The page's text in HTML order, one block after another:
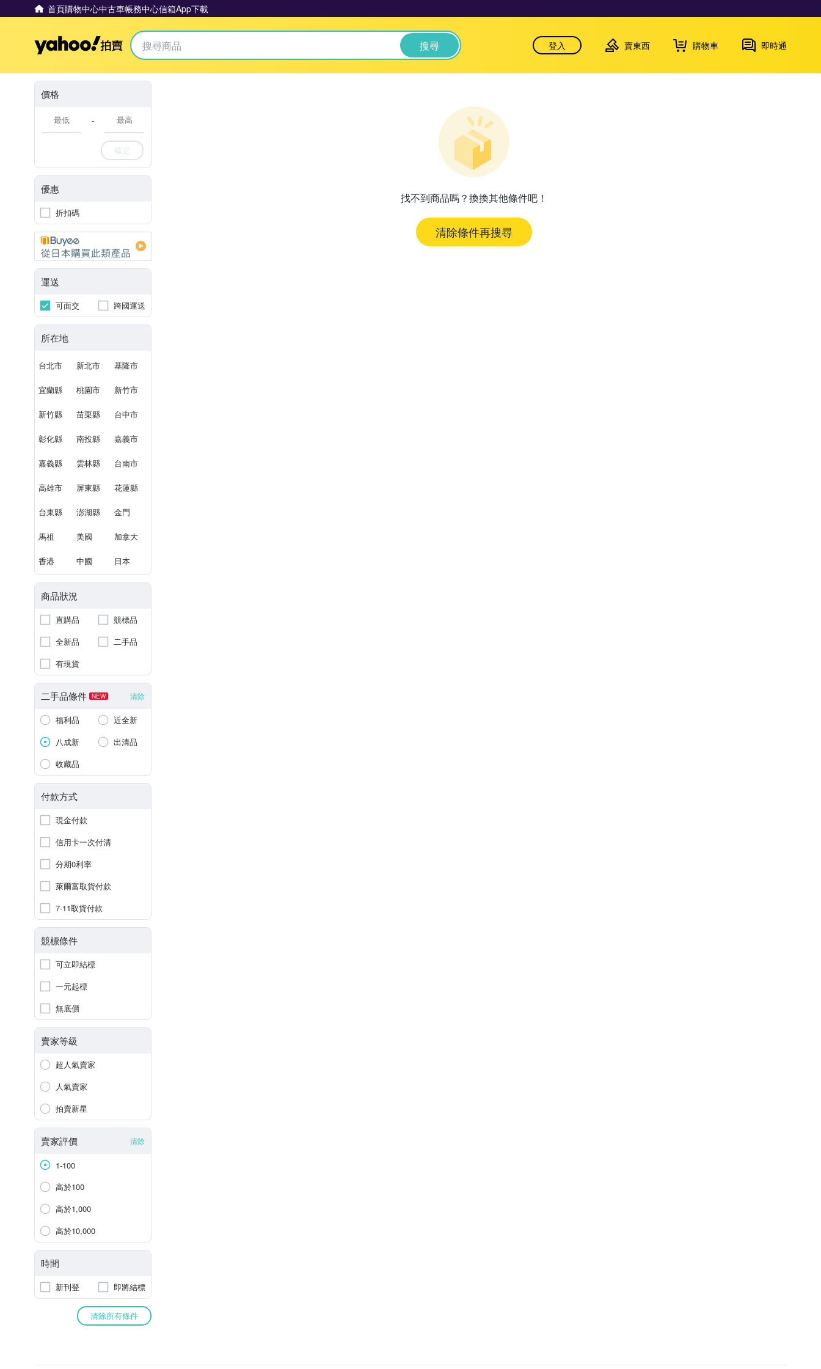
首頁購物中心中古車帳務中心信箱App下載
Yahoo拍賣 搜尋 登入 賣東西 購物車 即時通
價格
-
確定
優惠
折扣碼
運送
可面交 跨國運送
所在地
台北市 新北市 基隆市
宜蘭縣 桃園市 新竹市
新竹縣 苗栗縣 台中市
彰化縣 南投縣 嘉義市
嘉義縣 雲林縣 台南市
高雄市 屏東縣 花蓮縣
台東縣 澎湖縣 金門
馬祖 美國 加拿大
香港 中國 日本
商品狀況
直購品
競標品
全新品
二手品
有現貨
二手品條件 NEW 清除
福利品
近全新
八成新
出清品
收藏品
付款方式
現金付款
信用卡一次付清
分期0利率
萊爾富取貨付款
7-11取貨付款
競標條件
可立即結標
一元起標
無底價
賣家等級
超人氣賣家
人氣賣家
拍賣新星
賣家評價 清除
1-100
高於100
高於1,000
高於10,000
時間
新刊登 即將結標
清除所有條件
找不到商品嗎？換換其他條件吧！
清除條件再搜尋